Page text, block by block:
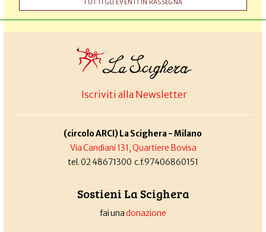
TUTTI GLI EVENTI IN RASSEGNA
Iscriviti alla Newsletter
(circolo ARCI) La Scighera - Milano
Via Candiani 131, Quartiere Bovisa
tel. 02 48671300 c.f.97406860151
Sostieni La Scighera
fai unadonazione